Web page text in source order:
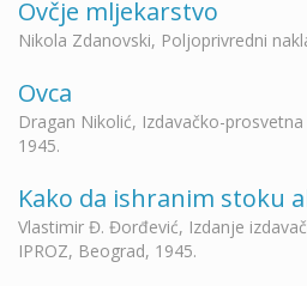
Ovčje mljekarstvo
Nikola Zdanovski, Poljoprivredni
Ovca
Dragan Nikolić, Izdavačko-
1945.
Kako da ishranim stoku
Vlastimir Đ. Đorđević, Izdanјe
IPROZ, Beograd, 1945.